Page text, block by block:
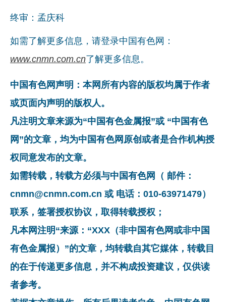
终审：孟庆科
如需了解更多信息，请登录中国有色网：
www.cnmn.com.cn了解更多信息。
中国有色网声明：本网所有内容的版权均属于作者
或页面内声明的版权人。
凡注明文章来源为“中国有色金属报”或 “中国有色
网”的文章，均为中国有色网原创或者是合作机构授
权同意发布的文章。
如需转载，转载方必须与中国有色网（ 邮件：
cnmn@cnmn.com.cn 或 电话：010-63971479）
联系，签署授权协议，取得转载授权；
凡本网注明“来源：“XXX（非中国有色网或非中国
有色金属报）”的文章，均转载自其它媒体，转载目
的在于传递更多信息，并不构成投资建议，仅供读
者参考。